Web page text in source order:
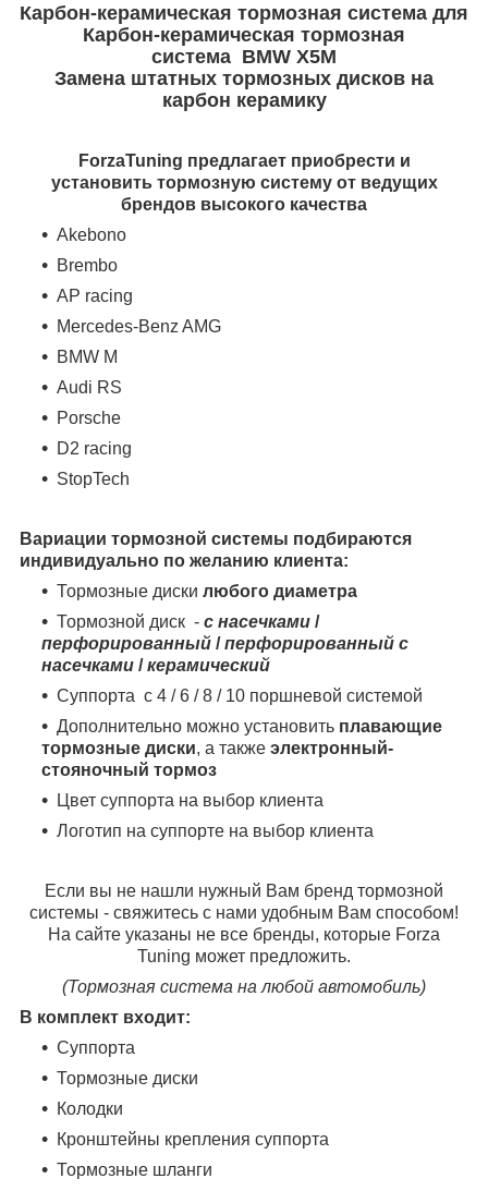
Карбон-керамическая тормозная система для
Карбон-керамическая тормозная
система BMW X5M
Замена штатных тормозных дисков на
карбон керамику
ForzaTuning предлагает приобрести и
установить тормозную систему от ведущих
брендов высокого качества
Akebono
Brembo
AP racing
Mercedes-Benz AMG
BMW M
Audi RS
Porsche
D2 racing
StopTech
Вариации тормозной системы подбираются
индивидуально по желанию клиента:
Тормозные диски любого диаметра
Тормозной диск - с насечками /
перфорированный /перфорированный с
насечками /керамический
Суппорта с 4 / 6 / 8 / 10 поршневой системой
Дополнительно можно установить плавающие
тормозные диски, а также электронный-
стояночный тормоз
Цвет суппорта на выбор клиента
Логотип на суппорте на выбор клиента
Если вы не нашли нужный Вам бренд тормозной
системы - свяжитесь с нами удобным Вам способом!
На сайте указаны не все бренды, которые Forza
Tuning может предложить.
(Тормозная система на любой автомобиль)
В комплект входит:
Суппорта
Тормозные диски
Колодки
Кронштейны крепления суппорта
Тормозные шланги